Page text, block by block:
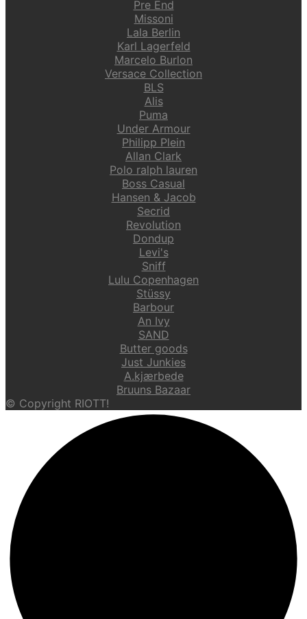
Pre End
Missoni
Lala Berlin
Karl Lagerfeld
Marcelo Burlon
Versace Collection
BLS
Alis
Puma
Under Armour
Philipp Plein
Allan Clark
Polo ralph lauren
Boss Casual
Hansen & Jacob
Secrid
Revolution
Dondup
Levi's
Sniff
Lulu Copenhagen
Stüssy
Barbour
An Ivy
SAND
Butter goods
Just Junkies
A.kjærbede
Bruuns Bazaar
© Copyright RIOTT!